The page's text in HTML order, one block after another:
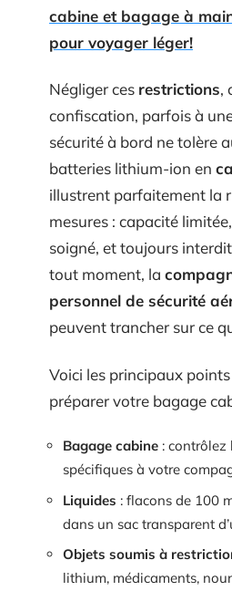
cabine et bagage à
pour voyager léger!
Négliger ces restrictions,
confiscation, parfois à
sécurité à bord ne tolère
batteries lithium-ion en
illustrent parfaitement la
mesures : capacité
soigné, et toujours
tout moment, la
personnel de sécurité
peuvent trancher sur ce
Voici les principaux
préparer votre bagage
Bagage cabine : contrôlez
spécifiques à votre
Liquides : flacons de 100
dans un sac transparent
Objets soumis à
lithium, médicaments,